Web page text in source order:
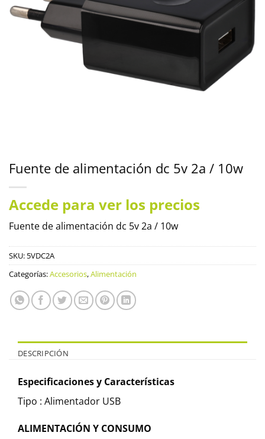
Fuente de alimentación dc 5v 2a / 10w
Accede para ver los precios
Fuente de alimentación dc 5v 2a / 10w
SKU: 5VDC2A
Categorías:Accesorios,Alimentación
DESCRIPCIÓN
Especificaciones y Características
Tipo : Alimentador USB
ALIMENTACIÓN Y CONSUMO